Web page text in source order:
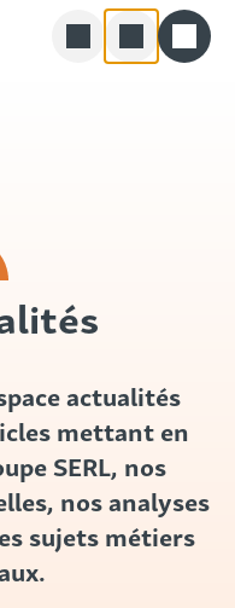
actualités
mettant en
SERL, nos
nos analyses
sujets métiers